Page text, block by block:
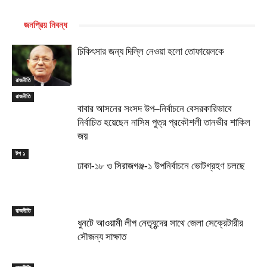
জনপ্রিয় নিবন্ধ
রাজনীতি
চিকিৎসার জন্য দিল্লি নেওয়া হলো তোফায়েলকে
রাজনীতি
বাবার আসনের সংসদ উপ–নির্বাচনে বেসরকারিভাবে
নির্বাচিত হয়েছেন নাসিম পুত্র প্রকৌশলী তানভীর শাকিল
জয়
টপ ১
ঢাকা-১৮ ও সিরাজগঞ্জ-১ উপনির্বাচনে ভোটগ্রহণ চলছে
রাজনীতি
ধুনটে আওয়ামী লীগ নেতৃবৃন্দের সাথে জেলা সেক্রেটারীর
সৌজন্য সাক্ষাত